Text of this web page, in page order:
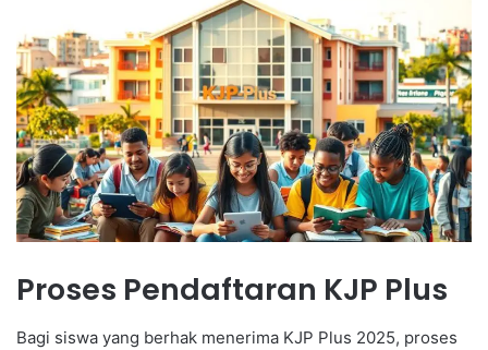
Proses Pendaftaran KJP Plus
Bagi siswa yang berhak menerima KJP Plus 2025, proses